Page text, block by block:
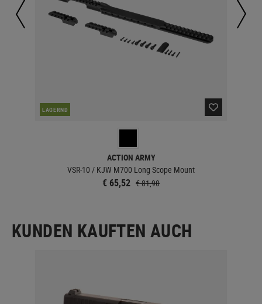
LAGERND
ACTION ARMY
VSR-10 / KJW M700 Long Scope Mount
€ 65,52 € 81,90
KUNDEN KAUFTEN AUCH